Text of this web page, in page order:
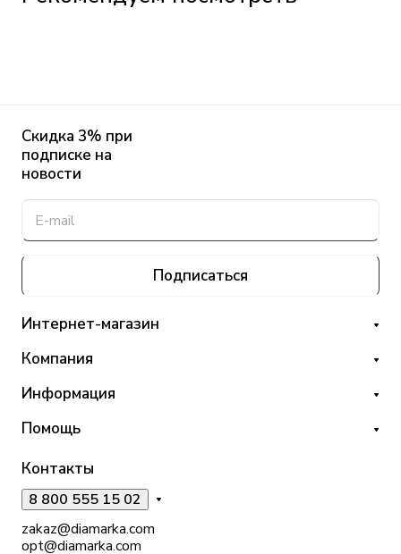
Скидка 3% при
подписке на
новости
Подписаться
Интернет-магазин
Компания
Информация
Помощь
Контакты
8 800 555 15 02
zakaz@diamarka.com
opt@diamarka.com